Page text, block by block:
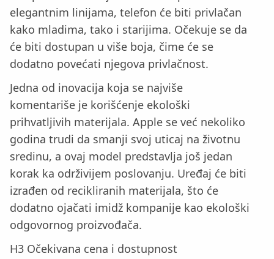
elegantnim linijama, telefon će biti privlačan
kako mladima, tako i starijima. Očekuje se da
će biti dostupan u više boja, čime će se
dodatno povećati njegova privlačnost.
Jedna od inovacija koja se najviše
komentariše je korišćenje ekološki
prihvatljivih materijala. Apple se već nekoliko
godina trudi da smanji svoj uticaj na životnu
sredinu, a ovaj model predstavlja još jedan
korak ka održivijem poslovanju. Uređaj će biti
izrađen od recikliranih materijala, što će
dodatno ojačati imidž kompanije kao ekološki
odgovornog proizvođača.
H3 Očekivana cena i dostupnost